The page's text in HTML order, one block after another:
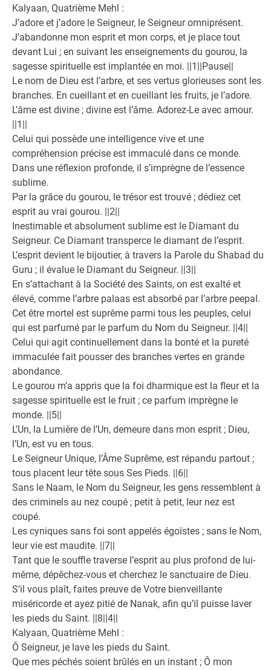
Kalyaan, Quatrième Mehl :
J’adore et j’adore le Seigneur, le Seigneur omniprésent.
J’abandonne mon esprit et mon corps, et je place tout
devant Lui ; en suivant les enseignements du gourou, la
sagesse spirituelle est implantée en moi. ||1||Pause||
Le nom de Dieu est l’arbre, et ses vertus glorieuses sont les
branches. En cueillant et en cueillant les fruits, je l’adore.
L’âme est divine ; divine est l’âme. Adorez-Le avec amour.
||1||
Celui qui possède une intelligence vive et une
compréhension précise est immaculé dans ce monde.
Dans une réflexion profonde, il s’imprègne de l’essence
sublime.
Par la grâce du gourou, le trésor est trouvé ; dédiez cet
esprit au vrai gourou. ||2||
Inestimable et absolument sublime est le Diamant du
Seigneur. Ce Diamant transperce le diamant de l’esprit.
L’esprit devient le bijoutier, à travers la Parole du Shabad du
Guru ; il évalue le Diamant du Seigneur. ||3||
En s’attachant à la Société des Saints, on est exalté et
élevé, comme l’arbre palaas est absorbé par l’arbre peepal.
Cet être mortel est suprême parmi tous les peuples, celui
qui est parfumé par le parfum du Nom du Seigneur. ||4||
Celui qui agit continuellement dans la bonté et la pureté
immaculée fait pousser des branches vertes en grande
abondance.
Le gourou m’a appris que la foi dharmique est la fleur et la
sagesse spirituelle est le fruit ; ce parfum imprègne le
monde. ||5||
L’Un, la Lumière de l’Un, demeure dans mon esprit ; Dieu,
l’Un, est vu en tous.
Le Seigneur Unique, l’Âme Suprême, est répandu partout ;
tous placent leur tête sous Ses Pieds. ||6||
Sans le Naam, le Nom du Seigneur, les gens ressemblent à
des criminels au nez coupé ; petit à petit, leur nez est
coupé.
Les cyniques sans foi sont appelés égoïstes ; sans le Nom,
leur vie est maudite. ||7||
Tant que le souffle traverse l’esprit au plus profond de lui-
même, dépêchez-vous et cherchez le sanctuaire de Dieu.
S’il vous plaît, faites preuve de Votre bienveillante
miséricorde et ayez pitié de Nanak, afin qu’il puisse laver
les pieds du Saint. ||8||4||
Kalyaan, Quatrième Mehl :
Ô Seigneur, je lave les pieds du Saint.
Que mes péchés soient brûlés en un instant ; Ô mon